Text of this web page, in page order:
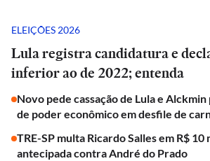
ELEIÇÕES 2026
Lula registra candidatura e
inferior ao de 2022; entenda
Novo pede cassação de Lula e
de poder econômico em desfile de
TRE-SP multa Ricardo Salles em R$
antecipada contra André do Prado